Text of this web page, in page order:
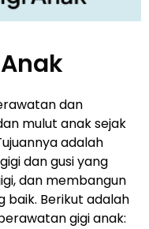
dan
mulut anak sejak
adalah
dan gusi yang
dan membangun
baik. Berikut adalah
gigi anak: